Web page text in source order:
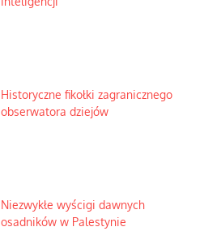
Historyczne fikołki zagranicznego
obserwatora dziejów
Niezwykłe wyścigi dawnych
osadników w Palestynie